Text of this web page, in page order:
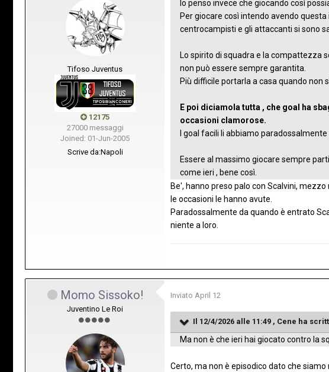
Tifoso Juventus
12175
27000 messaggi
Joined: 01-Jun-2005
Scrive da:Napoli
Io penso invece che giocando così
Per giocare così intendo avendo
centrocampisti e gli attaccanti si sono
Lo spirito di squadra e la compattezza
non può essere sempre garantita.
Più difficile portarla a casa quando non
E poi diciamola tutta , che goal ha
occasioni clamorose.
I goal facili li abbiamo paradossalmente
Essere al massimo giocare sempre
come ieri , bene così.
Be', hanno preso palo con Scalvini,
le occasioni le hanno avute.
Paradossalmente da quando è entrato
niente a loro.
Momo Sissoko!
Juventino Le Roi
Inviato April 12
Il 12/4/2026 alle 11:49 , Cene ha
Ma non è che ieri hai giocato contro la
Certo, ma non è episodico dato che